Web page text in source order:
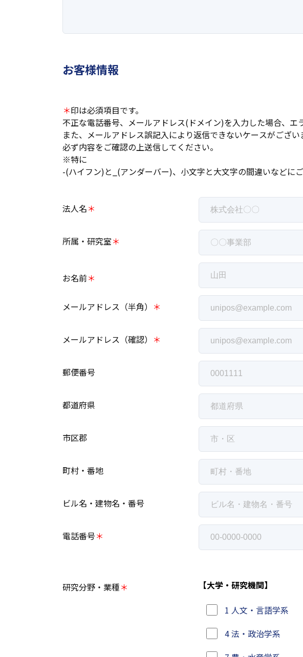
お客様情報
＊印は必須項目です。
不正な電話番号、メールアドレス(ドメイン)を入力した場合、エ
また、メールアドレス誤記入により返信できないケースがござい
必ず内容をご確認の上送信してください。
※特に
-(ハイフン)と_(アンダーバー)、小文字と大文字の間違いなどにご
法人名＊
所属・研究室＊
お名前＊
メールアドレス（半角） ＊
メールアドレス（確認） ＊
郵便番号
都道府県
市区郡
町村・番地
ビル名・建物名・番号
電話番号＊
研究分野・業種＊ 【大学・研究機関】
1 人文・言語学系
4 法・政治学系